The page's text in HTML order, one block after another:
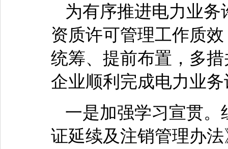
为有序推进电力业
资质许可管理工作质
统筹、提前布置，多
企业顺利完成电力业
一是加强学习宣贯
证延续及注销管理办